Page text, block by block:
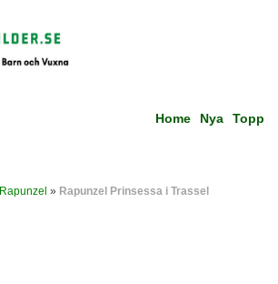
Home Nya Topp
Rapunzel » Rapunzel Prinsessa i Trassel